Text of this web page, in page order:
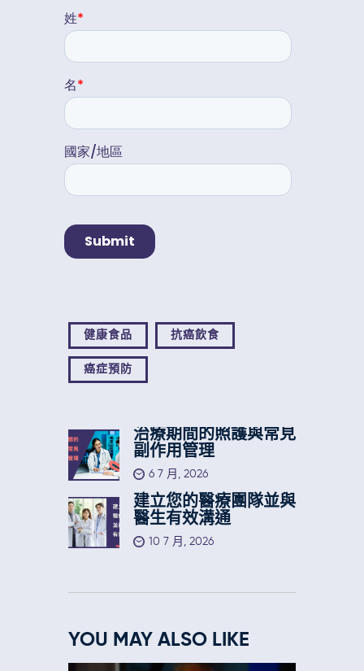
健康食品 抗癌飲食
癌症預防
治療期間的照護與常見
副作用管理
6 7 月, 2026
建立您的醫療團隊並與
醫生有效溝通
10 7 月, 2026
YOU MAY ALSO LIKE